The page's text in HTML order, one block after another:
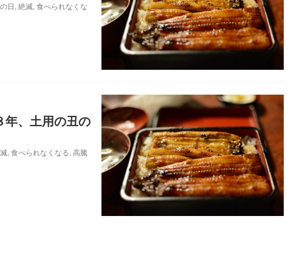
日, 絶滅, 食べられなくな
年、土用の丑の
, 食べられなくなる, 高騰